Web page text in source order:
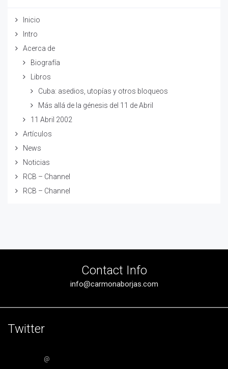
Inicio
Intro
Acerca de
Biografía
Libros
Cuba: asedios, utopías y otros bloqueos
Más allá de la génesis del 11 de Abril
11 Abril 2002
Artículos
News
Noticias
RCB – Channel
RCB – Channel
Contact Info
info@carmonaborjas.com
Twitter
@